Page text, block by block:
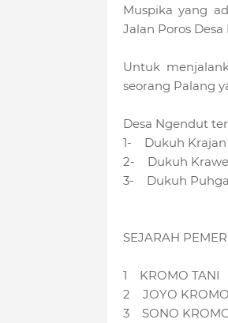
Muspika yang
Jalan Poros
Untuk
seorang Palang
Desa Ngendut
1- Dukuh Krajan
2- Dukuh Krawe
3- Dukuh
SEJARAH
1 KROMO TANI
2 JOYO
3 SONO